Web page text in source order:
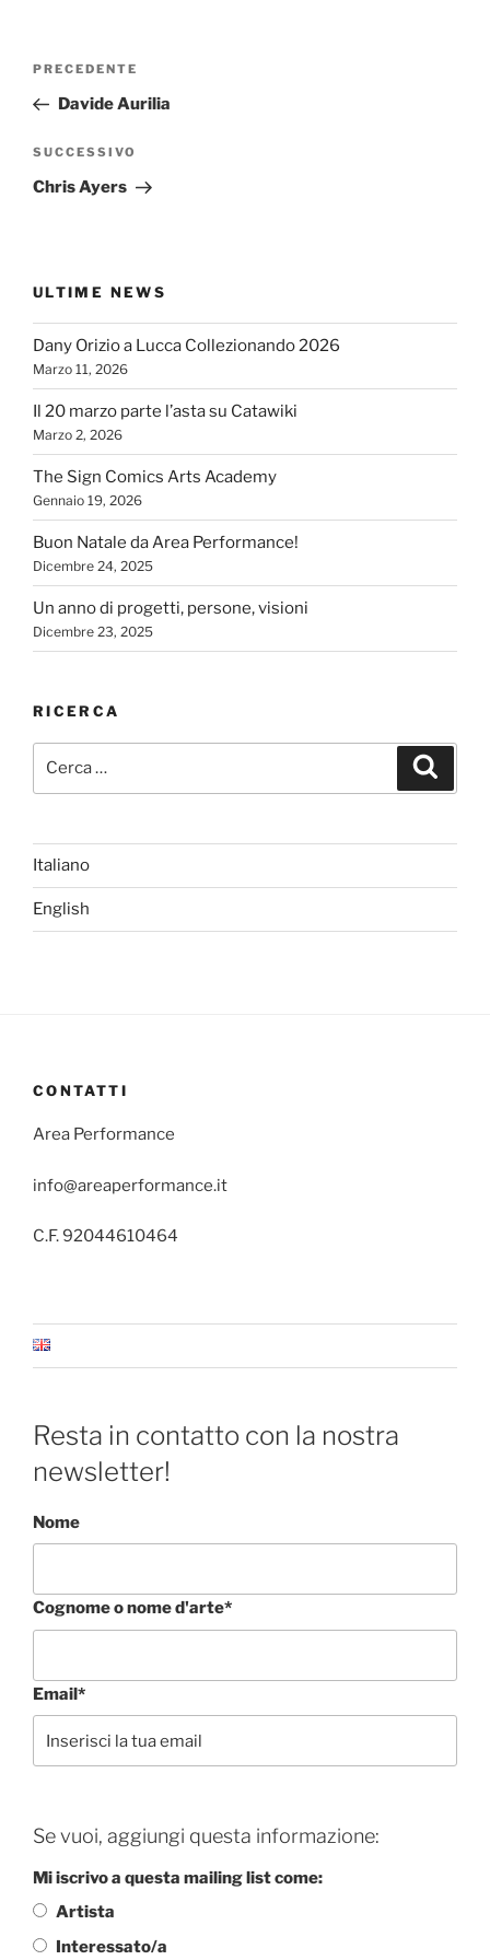
Navigazione
Articolo
precedente:
PRECEDENTE
Davide Aurilia
Articolo
successivo
SUCCESSIVO
Chris Ayers
ULTIME NEWS
Dany Orizio a Lucca Collezionando 2026
Marzo 11, 2026
Il 20 marzo parte l’asta su Catawiki
Marzo 2, 2026
The Sign Comics Arts Academy
Gennaio 19, 2026
Buon Natale da Area Performance!
Dicembre 24, 2025
Un anno di progetti, persone, visioni
Dicembre 23, 2025
RICERCA
Italiano
English
CONTATTI
Area Performance
info@areaperformance.it
C.F. 92044610464
Resta in contatto con la nostra
newsletter!
Nome
Cognome o nome d'arte*
Email*
Se vuoi, aggiungi questa informazione:
Mi iscrivo a questa mailing list come:
Artista
Interessato/a